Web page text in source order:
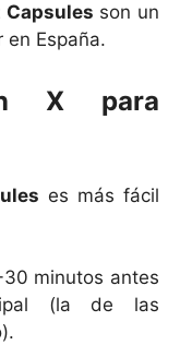
Capsules son un
España.
X para
es más fácil
minutos antes
(la de las